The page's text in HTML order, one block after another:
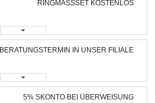
RINGMASSSET KOSTENLOS
BERATUNGSTERMIN IN UNSER FILIALE
5% SKONTO BEI ÜBERWEISUNG